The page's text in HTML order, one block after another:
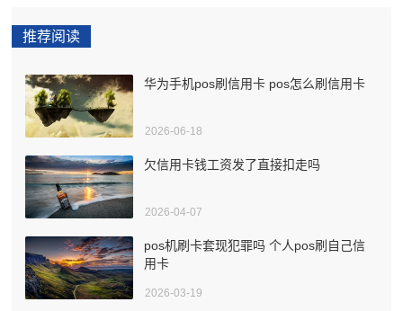
推荐阅读
华为手机pos刷信用卡 pos怎么刷信用卡
2026-06-18
欠信用卡钱工资发了直接扣走吗
2026-04-07
pos机刷卡套现犯罪吗 个人pos刷自己信
用卡
2026-03-19